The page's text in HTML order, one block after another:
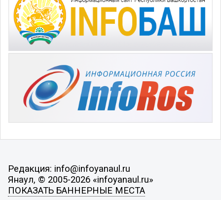
Редакция: info@infoyanaul.ru
Янаул, © 2005-2026 «infoyanaul.ru»
ПОКАЗАТЬ БАННЕРНЫЕ МЕСТА